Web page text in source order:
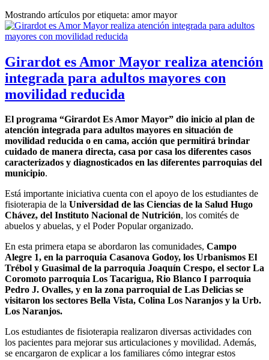
Mostrando artículos por etiqueta: amor mayor
Girardot es Amor Mayor realiza atención
integrada para adultos mayores con
movilidad reducida
El programa “Girardot Es Amor Mayor” dio inicio al plan de
atención integrada para adultos mayores en situación de
movilidad reducida o en cama, acción que permitirá brindar
cuidado de manera directa, casa por casa los diferentes casos
caracterizados y diagnosticados en las diferentes parroquias del
municipio.
Está importante iniciativa cuenta con el apoyo de los estudiantes de
fisioterapia de la Universidad de las Ciencias de la Salud Hugo
Chávez, del Instituto Nacional de Nutrición, los comités de
abuelos y abuelas, y el Poder Popular organizado.
En esta primera etapa se abordaron las comunidades, Campo
Alegre 1, en la parroquia Casanova Godoy, los Urbanismos El
Trébol y Guasimal de la parroquia Joaquín Crespo, el sector La
Coromoto parroquia Los Tacarigua, Rio Blanco I parroquia
Pedro J. Ovalles, y en la zona parroquial de Las Delicias se
visitaron los sectores Bella Vista, Colina Los Naranjos y la Urb.
Los Naranjos.
Los estudiantes de fisioterapia realizaron diversas actividades con
los pacientes para mejorar sus articulaciones y movilidad. Además,
se encargaron de explicar a los familiares cómo integrar estos